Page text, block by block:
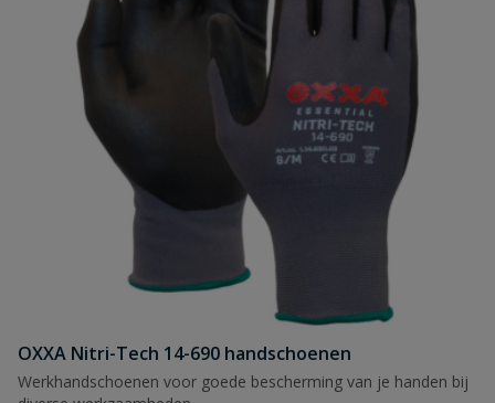
OXXA Nitri-Tech 14-690 handschoenen
Werkhandschoenen voor goede bescherming van je handen bij